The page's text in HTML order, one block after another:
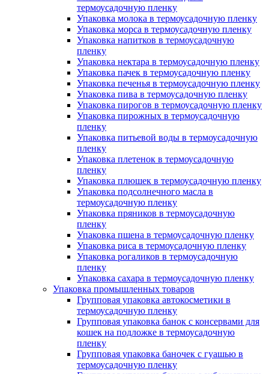
термоусадочную пленку
Упаковка молока в термоусадочную пленку
Упаковка морса в термоусадочную пленку
Упаковка напитков в термоусадочную
пленку
Упаковка нектара в термоусадочную пленку
Упаковка пачек в термоусадочную пленку
Упаковка печенья в термоусадочную пленку
Упаковка пива в термоусадочную пленку
Упаковка пирогов в термоусадочную пленку
Упаковка пирожных в термоусадочную
пленку
Упаковка питьевой воды в термоусадочную
пленку
Упаковка плетенок в термоусадочную
пленку
Упаковка плюшек в термоусадочную пленку
Упаковка подсолнечного масла в
термоусадочную пленку
Упаковка пряников в термоусадочную
пленку
Упаковка пшена в термоусадочную пленку
Упаковка риса в термоусадочную пленку
Упаковка рогаликов в термоусадочную
пленку
Упаковка сахара в термоусадочную пленку
Упаковка промышленных товаров
Групповая упаковка автокосметики в
термоусадочную пленку
Групповая упаковка банок с консервами для
кошек на подложке в термоусадочную
пленку
Групповая упаковка баночек с гуашью в
термоусадочную пленку